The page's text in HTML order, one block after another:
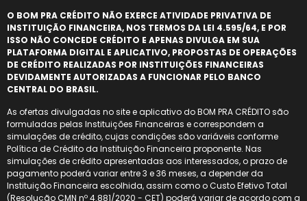
O BOM PRA CRÉDITO NÃO EXERCE ATIVIDADE PRIVATIVA DE
INSTITUIÇÃO FINANCEIRA, NOS TERMOS DA LEI 4.595/64, E POR
ISSO NÃO CONCEDE CRÉDITO E APENAS DIVULGA EM SUA
PLATAFORMA DIGITAL E APLICATIVO, PROPOSTAS DE OPERAÇÕES
DE CRÉDITO REALIZADAS POR INSTITUIÇÕES FINANCEIRAS
DEVIDAMENTE AUTORIZADAS A FUNCIONAR PELO BANCO
CENTRAL DO BRASIL.
As ofertas divulgadas no site e aplicativo do BOM PRA CRÉDITO são
formuladas pelas Instituições Financeiras e correspondem a
simulações de crédito, cujas condições são variáveis conforme
Política de Crédito da Instituição Financeira proponente. Nas
simulações de crédito apresentadas aos interessados, o prazo de
pagamento poderá variar entre 3 e 36 meses, a depender da
Instituição Financeira escolhida, assim como o Custo Efetivo Total
(Resolução CMN nº 4.881/2020 - CET) poderá variar de acordo com a